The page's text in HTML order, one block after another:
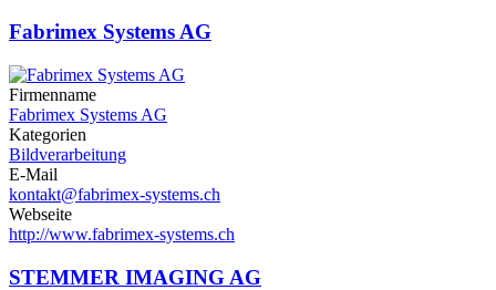
Fabrimex Systems AG
Firmenname
Fabrimex Systems AG
Kategorien
Bildverarbeitung
E-Mail
kontakt@fabrimex-systems.ch
Webseite
http://www.fabrimex-systems.ch
STEMMER IMAGING AG